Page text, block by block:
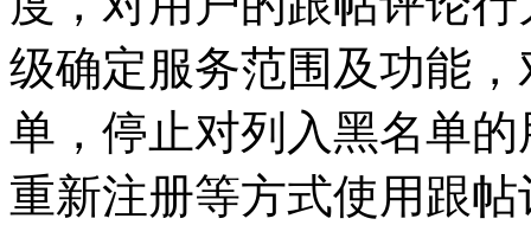
级确定服务范围及功能
单，停止对列入黑名单
重新注册等方式使用跟